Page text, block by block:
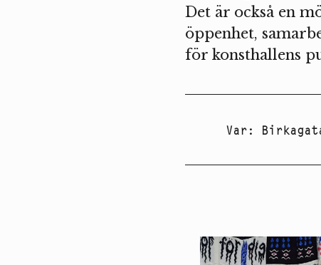
Det är också en
öppenhet,
för konsthallens
Var: